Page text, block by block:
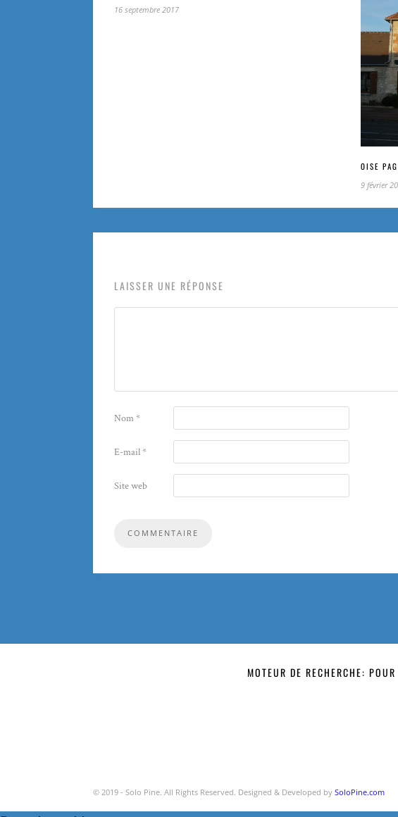
16 septembre 2017
OISE
9 février
LAISSER UNE RÉPONSE
Nom*
E-mail*
Site web
MOTEUR DE RECHERCHE:
© 2019 - Solo Pine. All Rights Reserved. Designed & Developed by SoloPine.com